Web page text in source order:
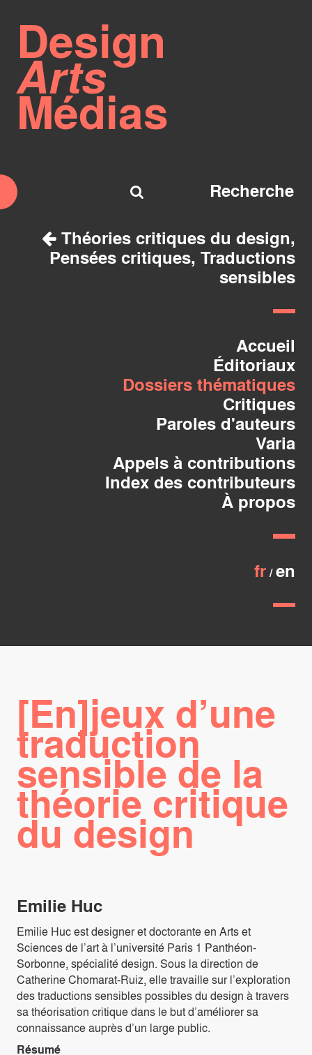
Design
Arts
Médias
Théories critiques du design,
Pensées critiques, Traductions
sensibles
Accueil
Éditoriaux
Dossiers thématiques
Critiques
Paroles d'auteurs
Varia
Appels à contributions
Index des contributeurs
À propos
fr en
[En]jeux d’une
traduction
sensible de la
théorie critique
du design
Emilie Huc
Emilie Huc est designer et doctorante en Arts et
Sciences de l’art à l’université Paris 1 Panthéon-
Sorbonne, spécialité design. Sous la direction de
Catherine Chomarat-Ruiz, elle travaille sur l’exploration
des traductions sensibles possibles du design à travers
sa théorisation critique dans le but d’améliorer sa
connaissance auprès d’un large public.
Résumé